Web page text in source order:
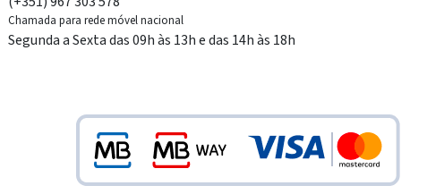
Chamada para rede móvel nacional
Segunda a Sexta das 09h às 13h e das 14h às 18h